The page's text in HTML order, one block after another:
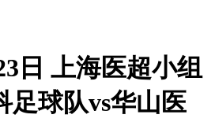
日 上海医超小组
足球队vs华山医